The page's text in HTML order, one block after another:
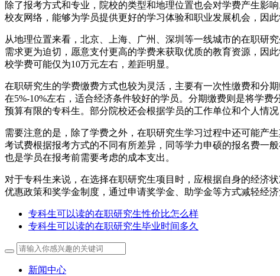
除了报考方式和专业，院校的类型和地理位置也会对学费产生影
校友网络，能够为学员提供更好的学习体验和职业发展机会，因
从地理位置来看，北京、上海、广州、深圳等一线城市的在职研
需求更为迫切，愿意支付更高的学费来获取优质的教育资源，因
校学费可能仅为10万元左右，差距明显。
在职研究生的学费缴费方式也较为灵活，主要有一次性缴费和分
在5%-10%左右，适合经济条件较好的学员。分期缴费则是将学
预算有限的专科生。部分院校还会根据学员的工作单位和个人情
需要注意的是，除了学费之外，在职研究生学习过程中还可能产
考试费根据报考方式的不同有所差异，同等学力申硕的报名费一
也是学员在报考前需要考虑的成本支出。
对于专科生来说，在选择在职研究生项目时，应根据自身的经济
优惠政策和奖学金制度，通过申请奖学金、助学金等方式减轻经
专科生可以读的在职研究生性价比怎么样
专科生可以读的在职研究生毕业时间多久
新闻中心